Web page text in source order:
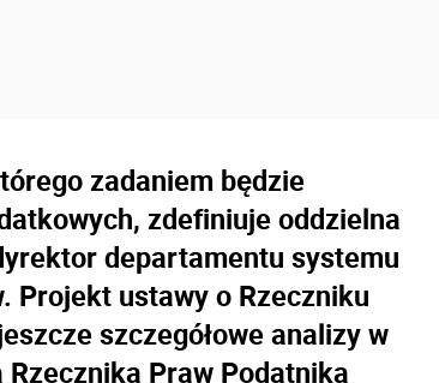
zadaniem będzie
zdefiniuje oddzielna
departamentu systemu
Projekt ustawy o Rzeczniku
szczegółowe analizy w
Praw Podatnika